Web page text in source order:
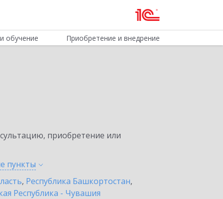
обучение Приобретение и внедрение
приобретение или
пункты
, Республика Башкортостан,
Республика - Чувашия